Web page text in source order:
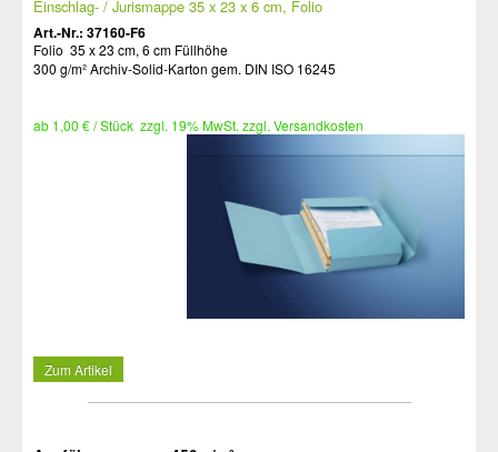
Einschlag- / Jurismappe 35 x 23 x 6 cm, Folio
Art.-Nr.: 37160-F6
Folio 35 x 23 cm, 6 cm Füllhöhe
300 g/m² Archiv-Solid-Karton gem. DIN ISO 16245
ab 1,00 € / Stück zzgl. 19% MwSt. zzgl. Versandkosten
Zum Artikel